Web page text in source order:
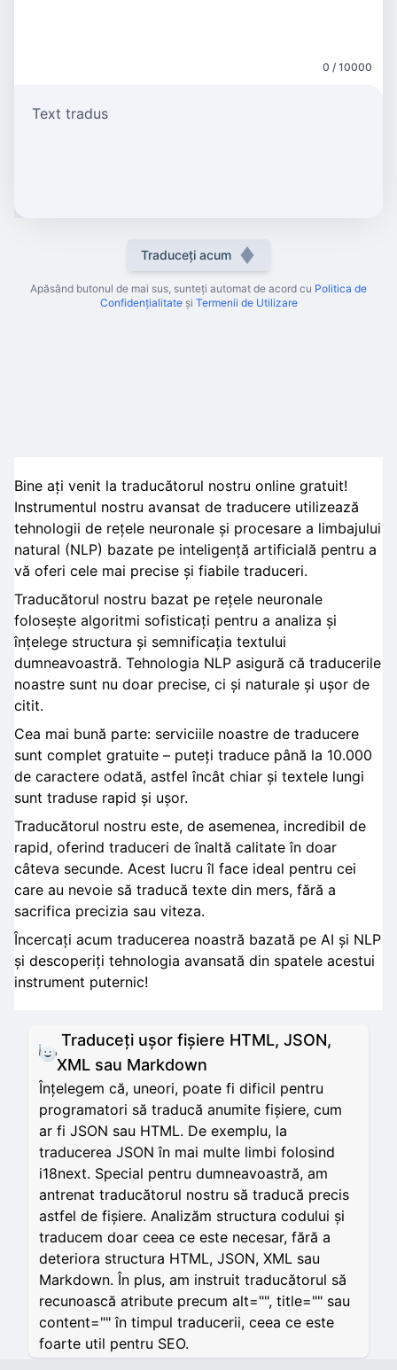
0 / 10000
Text tradus
Traduceți acum
Apăsând butonul de mai sus, sunteți automat de acord cu Politica de
Confidențialitate și Termenii de Utilizare
Bine ați venit la traducătorul nostru online gratuit!
Instrumentul nostru avansat de traducere utilizează
tehnologii de rețele neuronale și procesare a limbajului
natural (NLP) bazate pe inteligență artificială pentru a
vă oferi cele mai precise și fiabile traduceri.
Traducătorul nostru bazat pe rețele neuronale
folosește algoritmi sofisticați pentru a analiza și
înțelege structura și semnificația textului
dumneavoastră. Tehnologia NLP asigură că traducerile
noastre sunt nu doar precise, ci și naturale și ușor de
citit.
Cea mai bună parte: serviciile noastre de traducere
sunt complet gratuite – puteți traduce până la 10.000
de caractere odată, astfel încât chiar și textele lungi
sunt traduse rapid și ușor.
Traducătorul nostru este, de asemenea, incredibil de
rapid, oferind traduceri de înaltă calitate în doar
câteva secunde. Acest lucru îl face ideal pentru cei
care au nevoie să traducă texte din mers, fără a
sacrifica precizia sau viteza.
Încercați acum traducerea noastră bazată pe AI și NLP
și descoperiți tehnologia avansată din spatele acestui
instrument puternic!
Traduceți ușor fișiere HTML, JSON,
XML sau Markdown
Înțelegem că, uneori, poate fi dificil pentru
programatori să traducă anumite fișiere, cum
ar fi JSON sau HTML. De exemplu, la
traducerea JSON în mai multe limbi folosind
i18next. Special pentru dumneavoastră, am
antrenat traducătorul nostru să traducă precis
astfel de fișiere. Analizăm structura codului și
traducem doar ceea ce este necesar, fără a
deteriora structura HTML, JSON, XML sau
Markdown. În plus, am instruit traducătorul să
recunoască atribute precum alt="", title="" sau
content="" în timpul traducerii, ceea ce este
foarte util pentru SEO.